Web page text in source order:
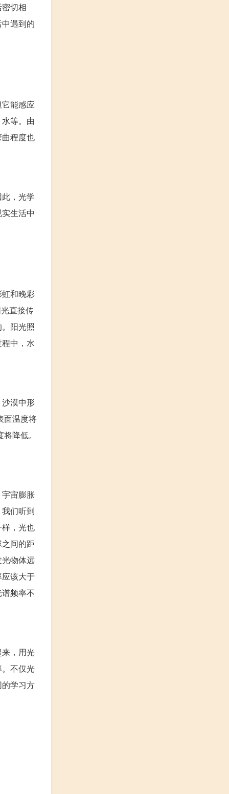
切相
遇到的
能感应
等。由
程度也
，光学
生活中
和晚彩
直接传
阳光照
中，水
漠中形
面温度将
降低。
宙膨胀
们听到
，光也
间的距
物体远
该大于
频率不
，用光
不仅光
学习方